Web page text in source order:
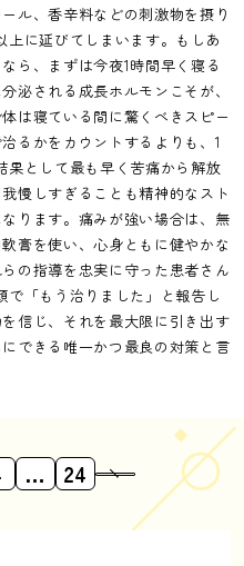
ル、香辛料などの刺激物を摂り
上に延びてしまいます。もしあ
ら、まずは今夜1時間早く寝る
泌される成長ホルモンこそが、
は寝ている間に驚くべきスピー
るかをカウントするよりも、1
果として最も早く苦痛から解放
慢しすぎることも精神的なスト
ります。痛みが強い場合は、無
膏を使い、心身ともに健やかな
の指導を忠実に守った患者さん
で「もう治りました」と報告し
信じ、それを最大限に引き出す
できる唯一かつ最良の対策と言
… 24